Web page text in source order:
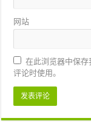
网站
在此浏览器中保
评论时使用。